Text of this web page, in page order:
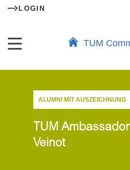
LOGIN
TUM
ALUMNI MIT AUSZEICHNUNG
TUM
Veinot